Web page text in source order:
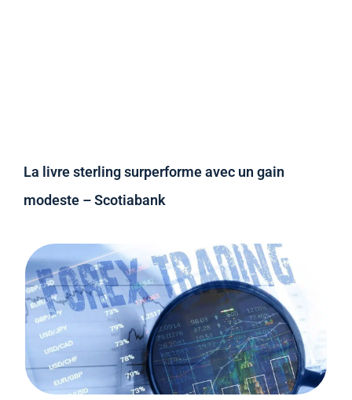
La livre sterling surperforme avec un gain
modeste – Scotiabank